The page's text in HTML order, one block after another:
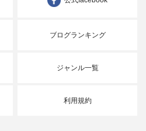
ブログランキング
ジャンル一覧
利用規約